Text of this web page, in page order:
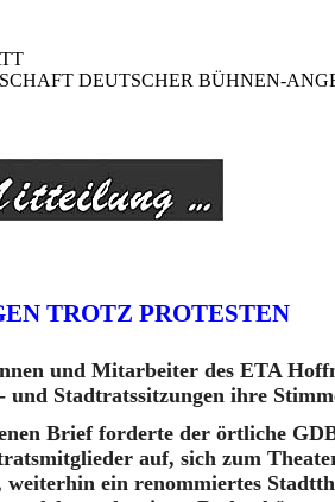
DEUTSCHER BÜHNEN-
TROTZ PROTESTEN
und Mitarbeiter des ETA
und Stadtratssitzungen ihre
Brief forderte der örtliche
auf, sich zum
weiterhin ein renommiertes